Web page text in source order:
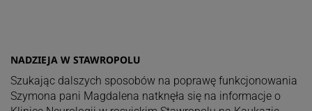
NADZIEJA W STAWROPOLU
Szukając dalszych sposobów na poprawę funkcjonowania
Szymona pani Magdalena natknęła się na informacje o